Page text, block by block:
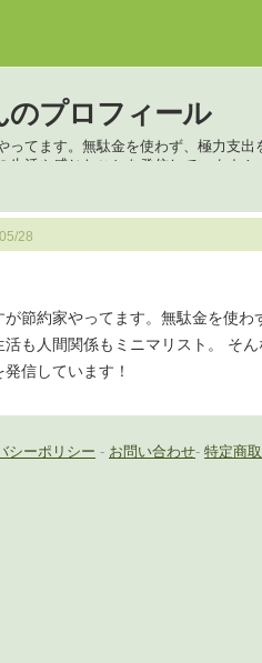
のプロフィール
ってます。無駄金を使わず、極力支
生活や感じたことを発信しています！
28
が節約家やってます。無駄金を使
活も人間関係もミニマリスト。 そ
発信しています！
シーポリシー - お問い合わせ- 特定商